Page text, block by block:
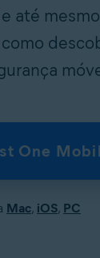
até
One
Mac, iOS, PC